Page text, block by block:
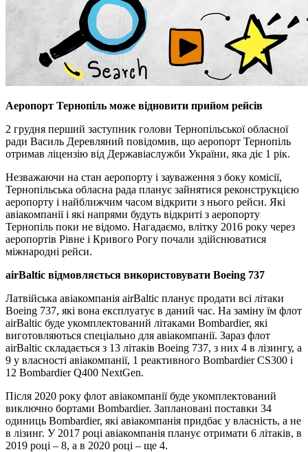
Аеропорт Тернопіль може відновити прийом рейсів
2 грудня перший заступник голови Тернопільської обласної
ради Василь Деревляний повідомив, що аеропорт Тернопіль
отримав ліцензію від Державіаслужби України, яка діє 1 рік.
Незважаючи на стан аеропорту і зауваження з боку комісії,
Тернопільська обласна рада планує зайнятися реконструкцією
аеропорту і найближчим часом відкрити з нього рейси. Які
авіакомпанії і які напрями будуть відкриті з аеропорту
Тернопіль поки не відомо. Нагадаємо, влітку 2016 року через
аеропортів Рівне і Кривого Рогу почали здійснюватися
міжнародні рейси.
airBaltic відмовляється використовувати Boeing 737
Латвійська авіакомпанія airBaltic планує продати всі літаки
Boeing 737, які вона експлуатує в даний час. На заміну їм флот
airBaltic буде укомплектований літаками Bombardier, які
виготовляються спеціально для авіакомпанії. Зараз флот
airBaltic складається з 13 літаків Boeing 737, з них 4 в лізингу, а
9 у власності авіакомпанії, 1 реактивного Bombardier CS300 і
12 Bombardier Q400 NextGen.
Після 2020 року флот авіакомпанії буде укомплектований
виключно бортами Bombardier. Заплановані поставки 34
одиниць Bombardier, які авіакомпанія придбає у власність, а не
в лізинг. У 2017 році авіакомпанія планує отримати 6 літаків, в
2019 році – 8, а в 2020 році – ще 4.